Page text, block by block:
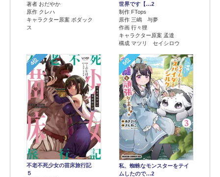
著者 おだやか
原作 クレハ
キャラクター原案 ボダック
ス
世界です【…2
制作 FTops
原作 三嶋 与夢
作画 行々狸
キャラクター原案 孟達
構成 マツリ セイシロウ
4位
不老不死少女の苗床旅行記
５
5位
私、蜘蛛なモンスターをテイ
ムしたので…2